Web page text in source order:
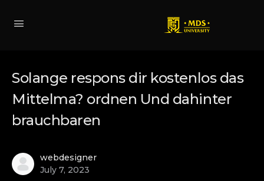
Solange respons dir kostenlos das
Mittelma? ordnen Und dahinter
brauchbaren
webdesigner
July 7, 2023